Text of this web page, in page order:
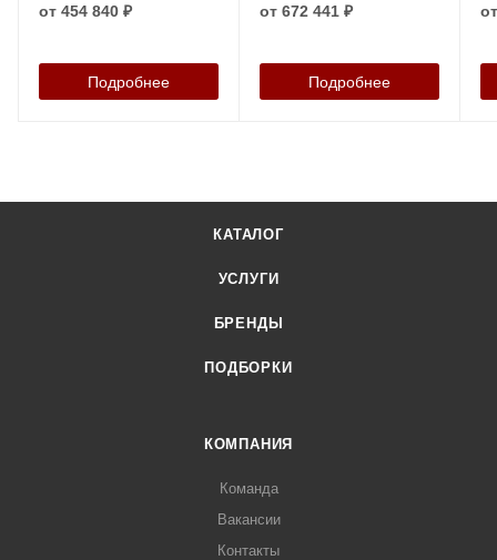
от 454 840 ₽
Подробнее
от 672 441 ₽
Подробнее
КАТАЛОГ
УСЛУГИ
БРЕНДЫ
ПОДБОРКИ
КОМПАНИЯ
Команда
Вакансии
Контакты